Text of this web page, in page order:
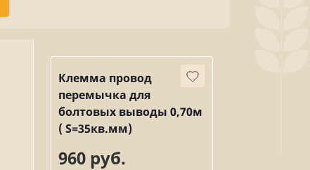
Клемма провод
перемычка для
болтовых выводы 0,70м
( S=35кв.мм)
960 руб.